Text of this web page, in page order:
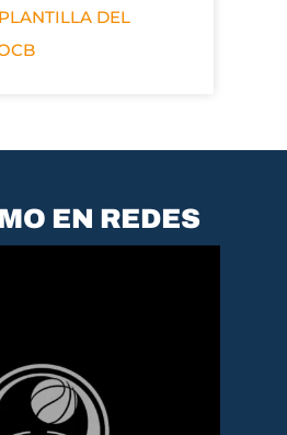
DEL
EN REDES